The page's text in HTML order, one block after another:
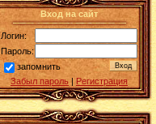
Вход на сайт
Логин:
Пароль:
запомнить
Забыл пароль | Регистрация